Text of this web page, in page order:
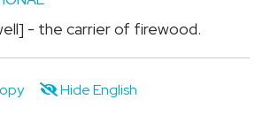
- the carrier of firewood.
Hide English